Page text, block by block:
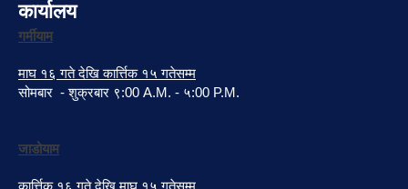
कार्यालय
गर्मीयाम
माघ १६ गते देखि कार्त्तिक १५ गतेसम्म
सोमबार - शुक्रबार ९:00 A.M. - ५:00 P.M.
जाडोयाम